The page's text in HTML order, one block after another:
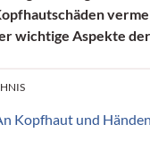
wichtige Aspekte der
Kopfhaut und